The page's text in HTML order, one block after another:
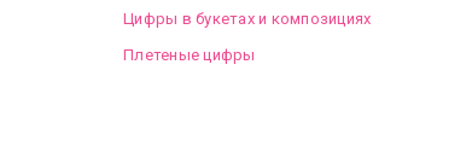
Цифры в букетах и композициях
Плетеные цифры